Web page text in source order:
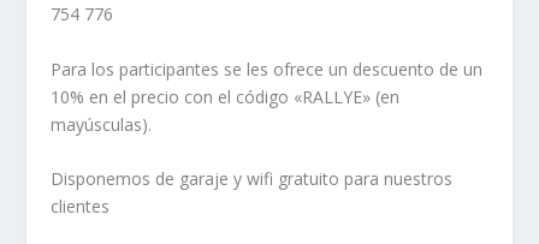
754 776
Para los participantes se les ofrece un descuento de un
10% en el precio con el código «RALLYE» (en
mayúsculas).
Disponemos de garaje y wifi gratuito para nuestros
clientes